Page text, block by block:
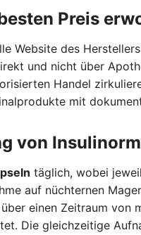
Preis
Website des
und nicht über
Handel
mit
von Insulinorm
täglich, wobei
auf nüchternen
einen Zeitraum von
Die gleichzeitige